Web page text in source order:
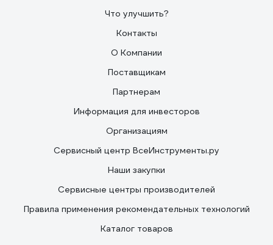
Что улучшить?
Контакты
О Компании
Поставщикам
Партнерам
Информация для инвесторов
Организациям
Сервисный центр ВсеИнструменты.ру
Наши закупки
Сервисные центры производителей
Правила применения рекомендательных технологий
Каталог товаров